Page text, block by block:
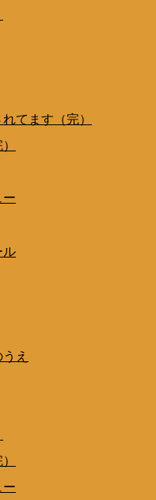
てます（完）
ー
ル
え
ー